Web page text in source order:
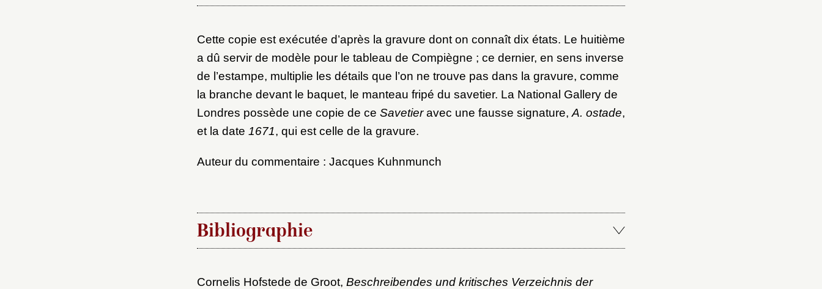
Cette copie est exécutée d’après la gravure dont on connaît dix états. Le huitième
a dû servir de modèle pour le tableau de Compiègne ; ce dernier, en sens inverse
de l’estampe, multiplie les détails que l’on ne trouve pas dans la gravure, comme
la branche devant le baquet, le manteau fripé du savetier. La National Gallery de
Londres possède une copie de ce Savetieravec une fausse signature, A. ostade,
et la date 1671, qui est celle de la gravure.
Auteur du commentaire : Jacques Kuhnmunch
Bibliographie
Cornelis Hofstede de Groot, Beschreibendes und kritisches Verzeichnis der
Créer et ajouter
Envoyer
Vous avez oublié votre mot de passe ?Cliquez ici